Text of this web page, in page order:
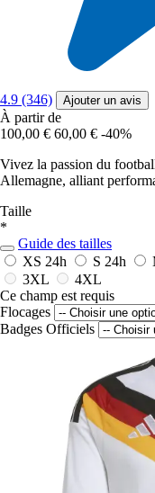
4.9 (346) Ajouter un avis
À partir de
100,00 € 60,00 € -40%
Vivez la passion du
Allemagne, alliant
Taille
*
Guide des tailles
XS 24h S 24h
3XL
4XL
Ce champ est requis
Flocages
Badges Officiels